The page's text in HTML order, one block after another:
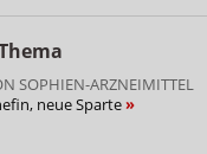
SOPHIEN-ARZNEIMITTEL
neue Sparte